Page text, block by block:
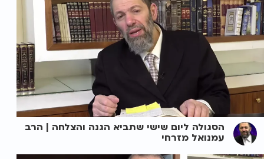
הסגולה ליום שישי שתביא הגנה והצלחה | הרב
עמנואל מזרחי